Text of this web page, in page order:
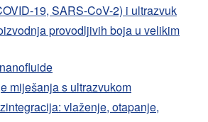
19, SARS-CoV-2) i ultrazvuk
provodljivih boja u velikim
miješanja s ultrazvukom
vlaženje, otapanje,